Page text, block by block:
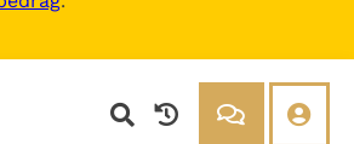
en
Heilige
van het